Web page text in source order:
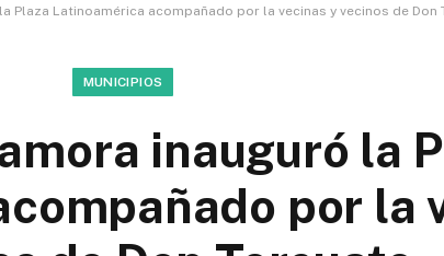
Plaza Latinoamérica acompañado por la vecinas y vecinos de Don
MUNICIPIOS
inauguró la
por la